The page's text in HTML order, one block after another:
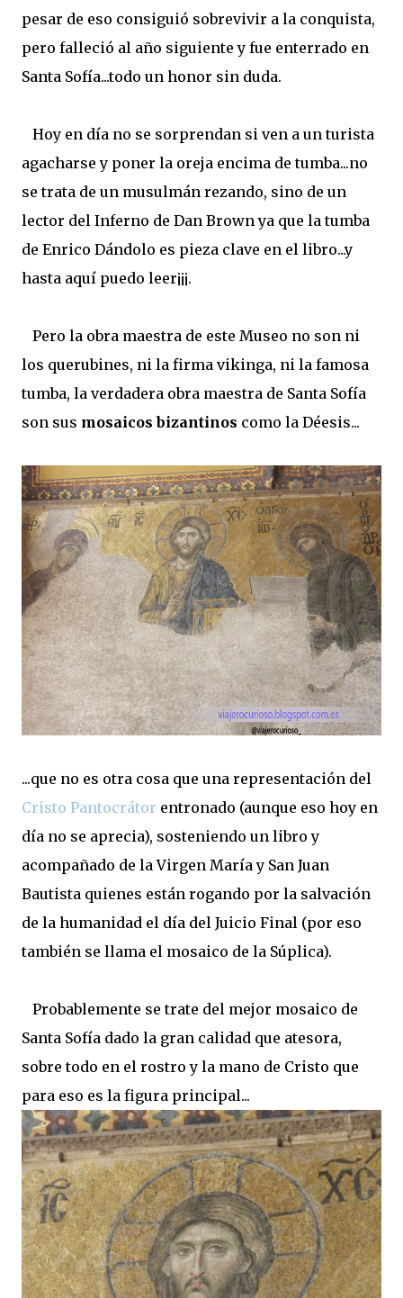
pesar de eso consiguió sobrevivir a la conquista,
pero falleció al año siguiente y fue enterrado en
Santa Sofía...todo un honor sin duda.
Hoy en día no se sorprendan si ven a un turista
agacharse y poner la oreja encima de tumba...no
se trata de un musulmán rezando, sino de un
lector del Inferno de Dan Brown ya que la tumba
de Enrico Dándolo es pieza clave en el libro...y
hasta aquí puedo leer¡¡¡.
Pero la obra maestra de este Museo no son ni
los querubines, ni la firma vikinga, ni la famosa
tumba, la verdadera obra maestra de Santa Sofía
son sus mosaicos bizantinos como la Déesis...
...que no es otra cosa que una representación del
Cristo Pantocrátor entronado (aunque eso hoy en
día no se aprecia), sosteniendo un libro y
acompañado de la Virgen María y San Juan
Bautista quienes están rogando por la salvación
de la humanidad el día del Juicio Final (por eso
también se llama el mosaico de la Súplica).
Probablemente se trate del mejor mosaico de
Santa Sofía dado la gran calidad que atesora,
sobre todo en el rostro y la mano de Cristo que
para eso es la figura principal...